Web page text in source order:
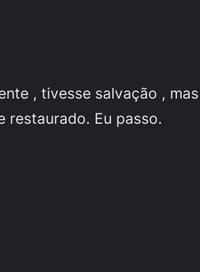
, tivesse salvação ,
restaurado. Eu passo.